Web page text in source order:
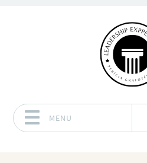
MENU